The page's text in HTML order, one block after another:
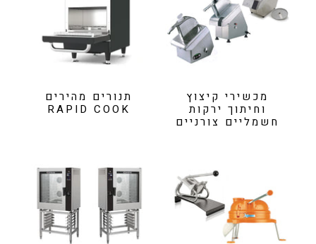
מכשירי קיצוץ
וחיתוך ירקות
חשמליים צורניים
תנורים מהירים
RAPID COOK